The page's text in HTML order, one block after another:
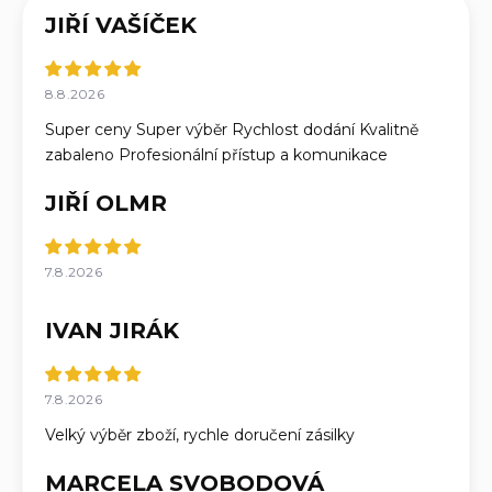
JIŘÍ VAŠÍČEK
8.8.2026
Super ceny Super výběr Rychlost dodání Kvalitně
zabaleno Profesionální přístup a komunikace
JIŘÍ OLMR
7.8.2026
IVAN JIRÁK
7.8.2026
Velký výběr zboží, rychle doručení zásilky
MARCELA SVOBODOVÁ